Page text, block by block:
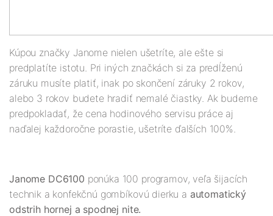
Kúpou značky Janome nielen ušetríte, ale ešte si
predplatíte istotu. Pri iných značkách si za predĺženú
záruku musíte platiť, inak po skončení záruky 2 rokov,
alebo 3 rokov budete hradiť nemalé čiastky. Ak budeme
predpokladať, že cena hodinového servisu práce aj
naďalej každoročne porastie, ušetríte ďalších 100%.
Janome DC6100 ponúka 100 programov, veľa šijacích
technik a konfekčnú gombíkovú dierku a automatický
odstrih hornej a spodnej nite.